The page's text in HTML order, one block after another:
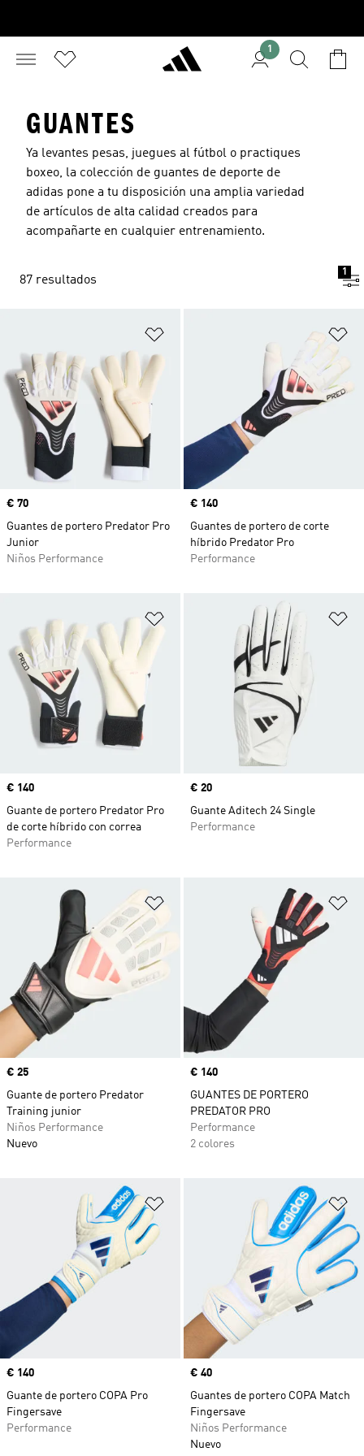
1
GUANTES
Ya levantes pesas, juegues al fútbol o practiques
boxeo, la colección de guantes de deporte de
adidas pone a tu disposición una amplia variedad
de artículos de alta calidad creados para
acompañarte en cualquier entrenamiento.
87 resultados
1
Añadir a la lista de deseos
Precio
€ 70
Guantes de portero Predator Pro
Junior
Niños Performance
Precio
€ 140
Guantes de portero de corte
híbrido Predator Pro
Performance
Añadir a la lista de deseos
Precio
€ 140
Guante de portero Predator Pro
de corte híbrido con correa
Performance
Precio
€ 20
Guante Aditech 24 Single
Performance
Añadir a la lista de deseos
Precio
€ 25
Guante de portero Predator
Training junior
Niños Performance
Nuevo
Precio
€ 140
GUANTES DE PORTERO
PREDATOR PRO
Performance
2 colores
Añadir a la lista de deseos
Precio
€ 140
Guante de portero COPA Pro
Fingersave
Performance
Precio
€ 40
Guantes de portero COPA Match
Fingersave
Niños Performance
Nuevo